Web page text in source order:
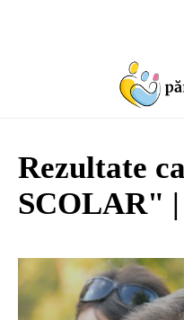
Rezultate
SCOLAR"